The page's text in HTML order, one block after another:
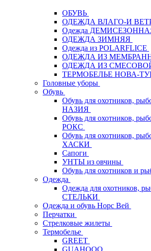
ОБУВЬ
ОДЕЖДА ВЛАГО-И
Одежда
ОДЕЖДА ЗИМНЯЯ
Одежда из POLARFLICE
ОДЕЖДА ИЗ
ОДЕЖДА ИЗ
ТЕРМОБЕЛЬЕ НОВА-
Головные уборы
Обувь
Обувь для охотников,
НАЗИЯ
Обувь для охотников,
РОКС
Обувь для охотников,
ХАСКИ
Сапоги
УНТЫ из овчины
Обувь для охотников и
Одежда
Одежда для охотников,
СТЕЛЬКИ
Одежда и обувь Норс Вей
Перчатки
Стрелковые жилеты
Термобелье
GREET
GUAHOOO